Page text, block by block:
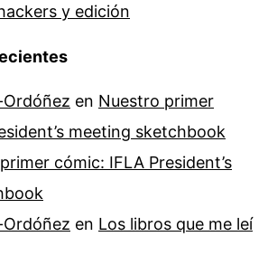
y edición
en Nuestro primer
meeting sketchbook
cómic: IFLA President’s
en Los libros que me leí